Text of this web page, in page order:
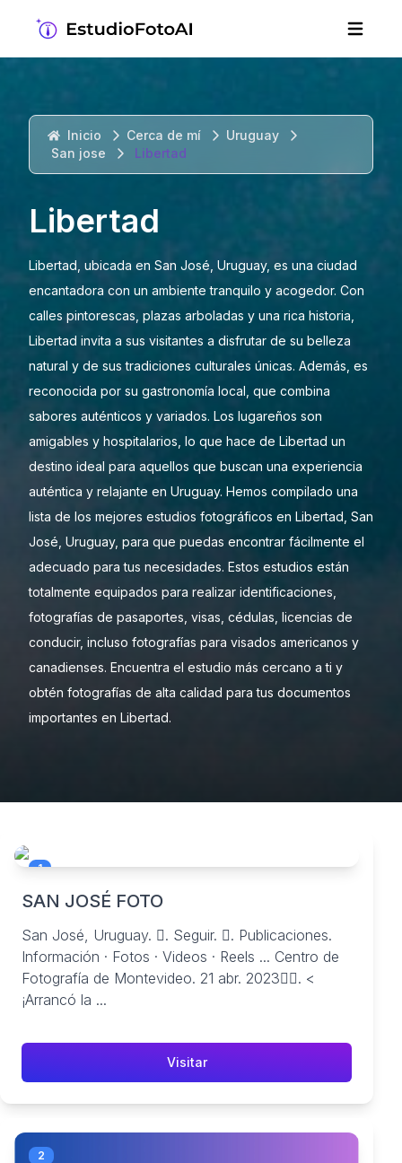
Inicio Cerca de mí
Uruguay
San jose
Libertad
Libertad
Libertad, ubicada en San José, Uruguay, es una ciudad
encantadora con un ambiente tranquilo y acogedor. Con
calles pintorescas, plazas arboladas y una rica historia,
Libertad invita a sus visitantes a disfrutar de su belleza
natural y de sus tradiciones culturales únicas. Además, es
reconocida por su gastronomía local, que combina
sabores auténticos y variados. Los lugareños son
amigables y hospitalarios, lo que hace de Libertad un
destino ideal para aquellos que buscan una experiencia
auténtica y relajante en Uruguay. Hemos compilado una
lista de los mejores estudios fotográficos en Libertad, San
José, Uruguay, para que puedas encontrar fácilmente el
adecuado para tus necesidades. Estos estudios están
totalmente equipados para realizar identificaciones,
fotografías de pasaportes, visas, cédulas, licencias de
conducir, incluso fotografías para visados americanos y
canadienses. Encuentra el estudio más cercano a ti y
obtén fotografías de alta calidad para tus documentos
importantes en Libertad.
1
SAN JOSÉ FOTO
San José, Uruguay. 󱙶. Seguir. 󰟝. Publicaciones.
Información · Fotos · Videos · Reels ... Centro de
Fotografía de Montevideo. 21 abr. 2023󰞋󱟠. <
¡Arrancó la ...
Visitar
2